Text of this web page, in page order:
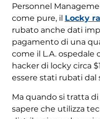
Personnel
come pure, il Locky
rubato anche dati
pagamento di una
come il L.A. ospedale
hacker di locky circa
essere stati rubati dal
Ma quando si tratta
sapere che utilizza